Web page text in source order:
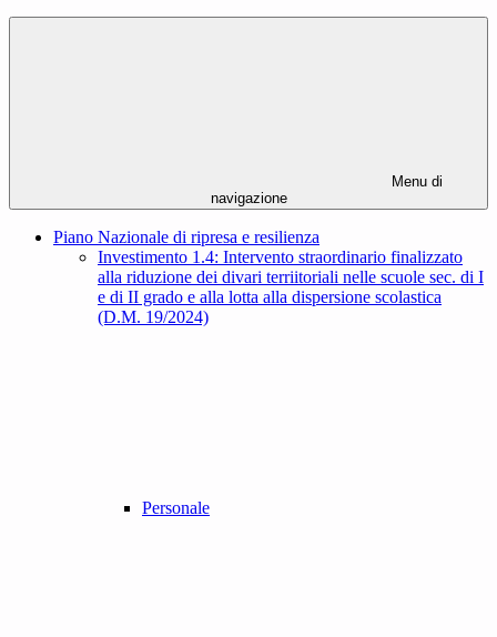
Menu di
navigazione
Piano Nazionale di ripresa e resilienza
Investimento 1.4: Intervento straordinario finalizzato
alla riduzione dei divari terriitoriali nelle scuole sec. di I
e di II grado e alla lotta alla dispersione scolastica
(D.M. 19/2024)
Personale